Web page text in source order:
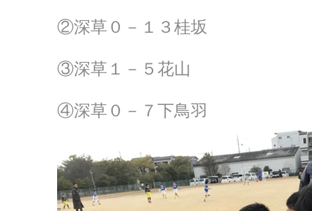
②深草０－１３桂坂
③深草１－５花山
④深草０－７下鳥羽